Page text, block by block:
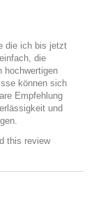
die ich bis jetzt
die
hochwertigen
können sich
Empfehlung
und
this review